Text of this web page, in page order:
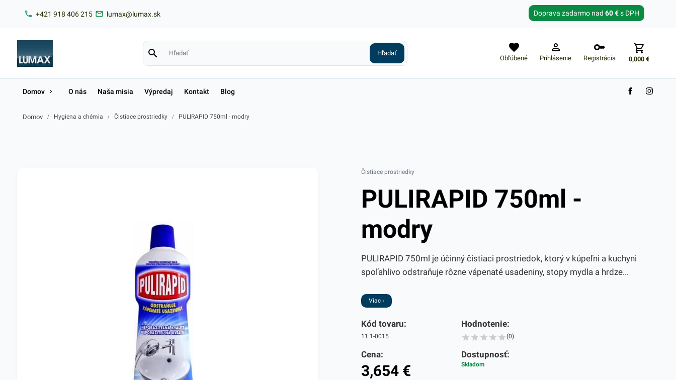
+421 918 406 215 lumax@lumax.sk Doprava zadarmo nad 60 €s DPH
Obľúbené Prihlásenie Registrácia 0,000€
Zabudnuté heslo?
Domov O nás Naša misia Výpredaj Kontakt Blog
Domov / Hygiena a chémia / Čistiace prostriedky / PULIRAPID 750ml - modry
Čistiace prostriedky
PULIRAPID 750ml -
modry
PULIRAPID 750ml je účinný čistiaci prostriedok, ktorý v kúpeľni a kuchyni
spoľahlivo odstraňuje rôzne vápenaté usadeniny, stopy mydla a hrdze...
Viac ›
Kód tovaru:
11.1-0015
Hodnotenie:
(0)
Cena:
3,654 €
Dostupnosť:
Skladom